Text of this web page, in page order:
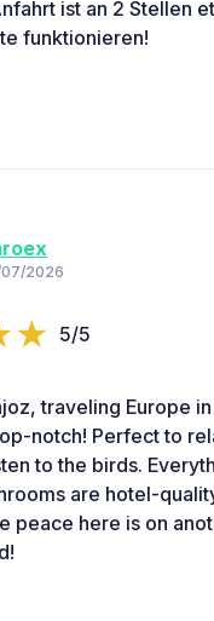
ist an 2 Stellen
funktionieren!
07/2026
5/5
traveling Europe
notch! Perfect to
to the birds.
are hotel-
peace here is on